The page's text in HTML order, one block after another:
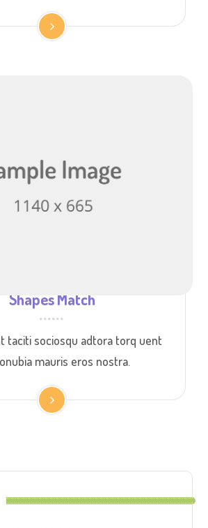
Shapes Match
taciti sociosqu adtora torq uent
mauris eros nostra.